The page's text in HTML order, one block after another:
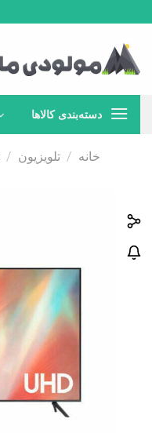
to
content
دسته‌بندی کالاها
خانه / تلویزیون /